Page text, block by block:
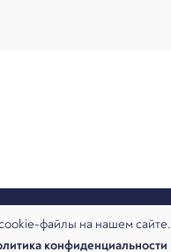
файлы на нашем сайте.
конфиденциальности